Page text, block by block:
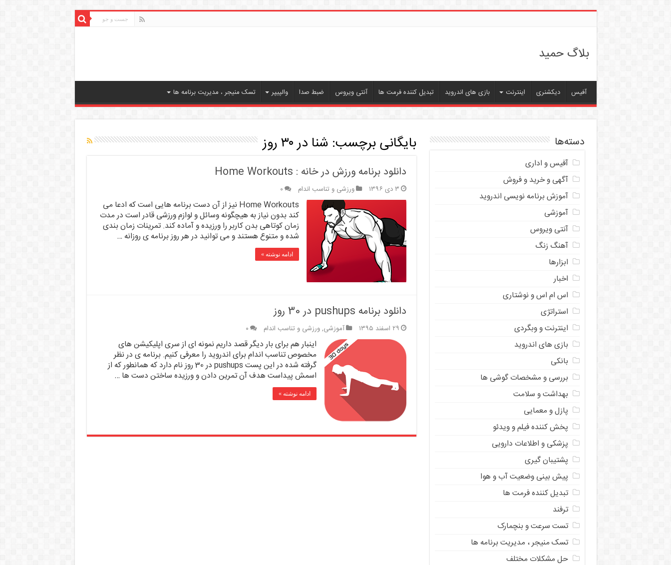
بلاگ حمید
آفیس دیکشنری اینترنت بازی های اندروید تبدیل کننده فرمت ها آنتی ویروس ضبط صدا والپیپر تسک منیجر ، مدیریت برنامه ها
بایگانی برچسب: شنا در ۳۰ روز
دانلود برنامه ورزش در خانه : Home Workouts
۳ دی ۱۳۹۶ ورزشی و تناسب اندام ۰
Home Workouts نیز از آن دست برنامه هایی است که ادعا می
کند بدون نیاز به هیچگونه وسائل و لوازم ورزشی قادر است در مدت
زمان کوتاهی بدن کاربر را ورزیده و آماده کند. تمرینات زمان بندی
شده و متنوع هستند و می توانید در هر روز برنامه ی روزانه …
ادامه نوشته »
دانلود برنامه pushups در 30 روز
۲۹ اسفند ۱۳۹۵ آموزشی,ورزشی و تناسب اندام ۰
اینبار هم برای بار دیگر قصد داریم نمونه ای از سری اپلیکیشن های
مخصوص تناسب اندام برای اندروید را معرفی کنیم. برنامه ی در نظر
گرفته شده در این پست pushups در 30 روز نام دارد که همانطور که از
اسمش پیداست هدف آن تمرین دادن و ورزیده ساختن دست ها …
ادامه نوشته »
دسته‌ها
آفیس و اداری
آگهی و خرید و فروش
آموزش برنامه نویسی اندروید
آموزشی
آنتی ویروس
آهنگ زنگ
ابزارها
اخبار
اس ام اس و نوشتاری
استراتژی
اینترنت و وبگردی
بازی های اندروید
بانکی
بررسی و مشخصات گوشی ها
بهداشت و سلامت
پازل و معمایی
پخش کننده فیلم و ویدئو
پزشکی و اطلاعات دارویی
پشتیبان گیری
پیش بینی وضعیت آب و هوا
تبدیل کننده فرمت ها
ترفند
تست سرعت و بنچمارک
تسک منیجر ، مدیریت برنامه ها
حل مشکلات مختلف